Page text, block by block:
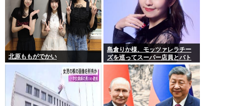
北原ももがでかい
島倉りか様、モッツァレラチー
ズを巡ってスーパー店員とバト
ル勃発ｗｗｗ